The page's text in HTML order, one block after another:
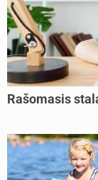
Rašomasis